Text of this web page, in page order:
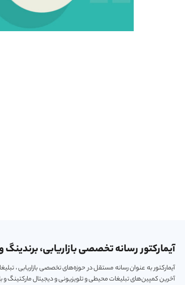
آیمارکتور رسانه تخصصی بازاریابی، برندینگ
آیمارکتور به عنوان رسانه مستقل در حوزه‌های تخصصی بازاریابی ،
آخرین کمپین‌های تبلیغات محیطی و تلویزیونی و دیجیتال مارکتینگ و